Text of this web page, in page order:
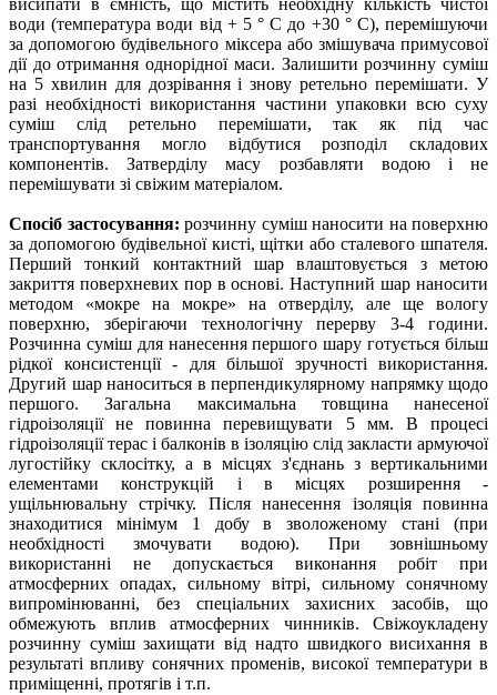
висипати в ємність, що містить необхідну кількість чистої
води (температура води від + 5 ° С до +30 ° С), перемішуючи
за допомогою будівельного міксера або змішувача примусової
дії до отримання однорідної маси. Залишити розчинну суміш
на 5 хвилин для дозрівання і знову ретельно перемішати. У
разі необхідності використання частини упаковки всю суху
суміш слід ретельно перемішати, так як під час
транспортування могло відбутися розподіл складових
компонентів. Затверділу масу розбавляти водою і не
перемішувати зі свіжим матеріалом.
Спосіб застосування: розчинну суміш наносити на поверхню
за допомогою будівельної кисті, щітки або сталевого шпателя.
Перший тонкий контактний шар влаштовується з метою
закриття поверхневих пор в основі. Наступний шар наносити
методом «мокре на мокре» на отверділу, але ще вологу
поверхню, зберігаючи технологічну перерву 3-4 години.
Розчинна суміш для нанесення першого шару готується більш
рідкої консистенції - для більшої зручності використання.
Другий шар наноситься в перпендикулярному напрямку щодо
першого. Загальна максимальна товщина нанесеної
гідроізоляції не повинна перевищувати 5 мм. В процесі
гідроізоляції терас і балконів в ізоляцію слід закласти армуючої
лугостійку склосітку, а в місцях з'єднань з вертикальними
елементами конструкцій і в місцях розширення -
ущільнювальну стрічку. Після нанесення ізоляція повинна
знаходитися мінімум 1 добу в зволоженому стані (при
необхідності змочувати водою). При зовнішньому
використанні не допускається виконання робіт при
атмосферних опадах, сильному вітрі, сильному сонячному
випромінюванні, без спеціальних захисних засобів, що
обмежують вплив атмосферних чинників. Свіжоукладену
розчинну суміш захищати від надто швидкого висихання в
результаті впливу сонячних променів, високої температури в
приміщенні, протягів і т.п.